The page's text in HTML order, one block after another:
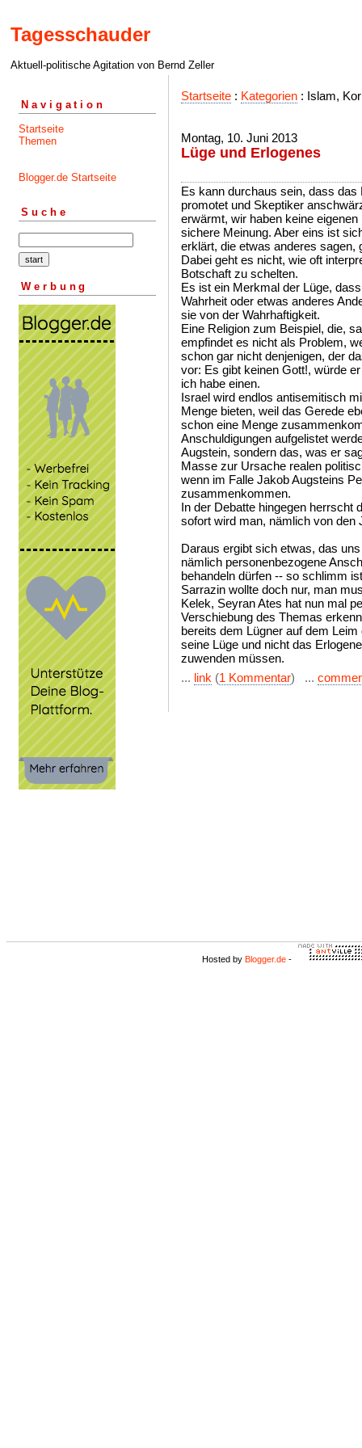
Tagesschauder
Aktuell-politische Agitation von Bernd Zeller
Navigation
Startseite
Themen
Blogger.de Startseite
Suche
Werbung
Startseite : Kategorien : Islam,
Montag, 10. Juni 2013
Lüge und Erlogenes
Es kann durchaus sein, dass
promotet und Skeptiker
erwärmt, wir haben keine
sichere Meinung. Aber eins ist
erklärt, die etwas anderes
Dabei geht es nicht, wie oft
Botschaft zu schelten.
Es ist ein Merkmal der Lüge,
Wahrheit oder etwas anderes
sie von der Wahrhaftigkeit.
Eine Religion zum Beispiel, die,
empfindet es nicht als Problem,
schon gar nicht denjenigen, der
vor: Es gibt keinen Gott!, würde
ich habe einen.
Israel wird endlos antisemitisch
Menge bieten, weil das Gerede
schon eine Menge
Anschuldigungen aufgelistet
Augstein, sondern das, was er
Masse zur Ursache realen
wenn im Falle Jakob Augsteins
zusammenkommen.
In der Debatte hingegen herrscht
sofort wird man, nämlich von den
Daraus ergibt sich etwas, das
nämlich personenbezogene
behandeln dürfen -- so schlimm
Sarrazin wollte doch nur, man
Kelek, Seyran Ates hat nun mal
Verschiebung des Themas
bereits dem Lügner auf dem
seine Lüge und nicht das
zuwenden müssen.
... link (1 Kommentar) ...
Hosted by Blogger.de -